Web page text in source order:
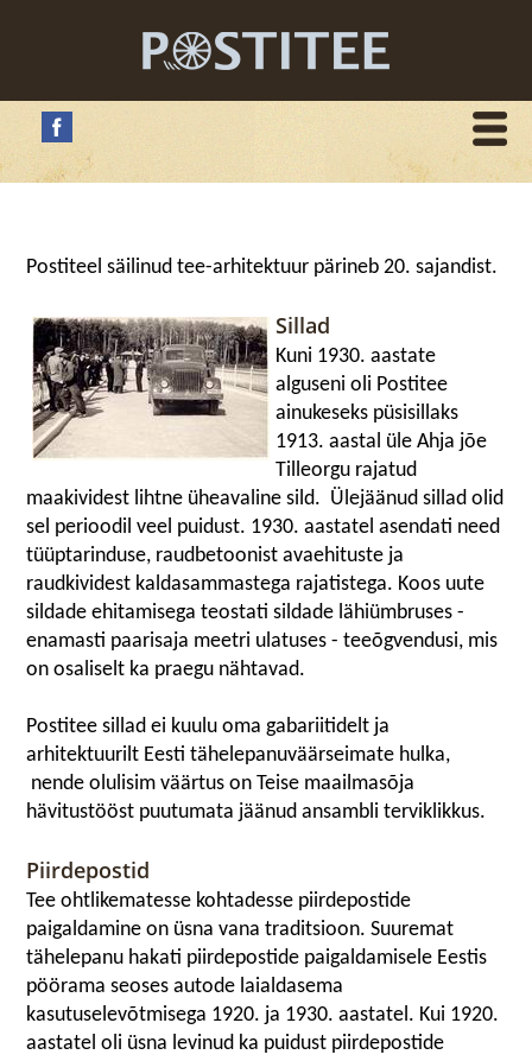
Postiteel säilinud tee-arhitektuur pärineb 20. sajandist.
Sillad
Kuni 1930. aastate
alguseni oli Postitee
ainukeseks püsisillaks
1913. aastal üle Ahja jõe
Tilleorgu rajatud
maakividest lihtne üheavaline sild. Ülejäänud sillad olid
sel perioodil veel puidust. 1930. aastatel asendati need
tüüptarinduse, raudbetoonist avaehituste ja
raudkividest kaldasammastega rajatistega. Koos uute
sildade ehitamisega teostati sildade lähiümbruses -
enamasti paarisaja meetri ulatuses - teeõgvendusi, mis
on osaliselt ka praegu nähtavad.
Postitee sillad ei kuulu oma gabariitidelt ja
arhitektuurilt Eesti tähelepanuväärseimate hulka,
nende olulisim väärtus on Teise maailmasõja
hävitustööst puutumata jäänud ansambli terviklikkus.
Piirdepostid
Tee ohtlikematesse kohtadesse piirdepostide
paigaldamine on üsna vana traditsioon. Suuremat
tähelepanu hakati piirdepostide paigaldamisele Eestis
pöörama seoses autode laialdasema
kasutuselevõtmisega 1920. ja 1930. aastatel. Kui 1920.
aastatel oli üsna levinud ka puidust piirdepostide